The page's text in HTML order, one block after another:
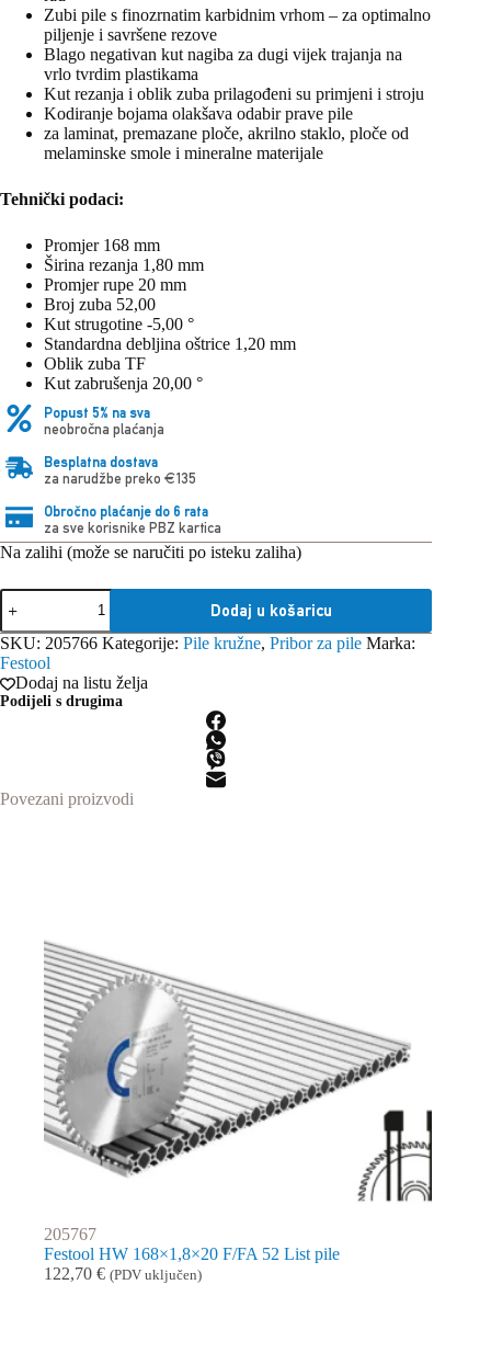
Zubi pile s finozrnatim karbidnim vrhom – za optimalno
piljenje i savršene rezove
Blago negativan kut nagiba za dugi vijek trajanja na
vrlo tvrdim plastikama
Kut rezanja i oblik zuba prilagođeni su primjeni i stroju
Kodiranje bojama olakšava odabir prave pile
za laminat, premazane ploče, akrilno staklo, ploče od
melaminske smole i mineralne materijale
Tehnički podaci:
Promjer 168 mm
Širina rezanja 1,80 mm
Promjer rupe 20 mm
Broj zuba 52,00
Kut strugotine -5,00 °
Standardna debljina oštrice 1,20 mm
Oblik zuba TF
Kut zabrušenja 20,00 °
Popust 5% na sva
neobročna plaćanja
Besplatna dostava
za narudžbe preko €135
Obročno plaćanje do 6 rata
za sve korisnike PBZ kartica
Na zalihi (može se naručiti po isteku zaliha)
Festool
HW
168x1,8x20
TF
52
List
pile
Dodaj u košaricu
SKU: 205766 Kategorije: Pile kružne, Pribor za pile Marka:
Festool
Dodaj na listu želja
Podijeli s drugima
Povezani proizvodi
205767
Festool HW 168×1,8×20 F/FA 52 List pile
122,70 € (PDV uključen)